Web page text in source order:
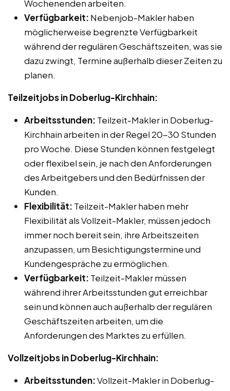
Wochenenden arbeiten.
Verfügbarkeit: Nebenjob-Makler haben
möglicherweise begrenzte Verfügbarkeit
während der regulären Geschäftszeiten, was sie
dazu zwingt, Termine außerhalb dieser Zeiten zu
planen.
Teilzeitjobs in Doberlug-Kirchhain:
Arbeitsstunden: Teilzeit-Makler in Doberlug-
Kirchhain arbeiten in der Regel 20-30 Stunden
pro Woche. Diese Stunden können festgelegt
oder flexibel sein, je nach den Anforderungen
des Arbeitgebers und den Bedürfnissen der
Kunden.
Flexibilität: Teilzeit-Makler haben mehr
Flexibilität als Vollzeit-Makler, müssen jedoch
immer noch bereit sein, ihre Arbeitszeiten
anzupassen, um Besichtigungstermine und
Kundengespräche zu ermöglichen.
Verfügbarkeit: Teilzeit-Makler müssen
während ihrer Arbeitsstunden gut erreichbar
sein und können auch außerhalb der regulären
Geschäftszeiten arbeiten, um die
Anforderungen des Marktes zu erfüllen.
Vollzeitjobs in Doberlug-Kirchhain:
Arbeitsstunden:Vollzeit-Makler in Doberlug-